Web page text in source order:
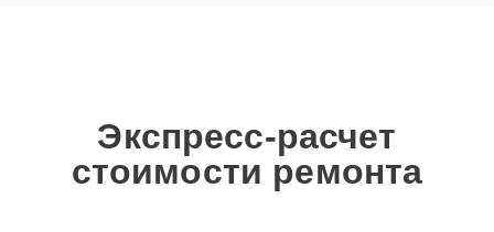
Экспресс-расчет
стоимости ремонта